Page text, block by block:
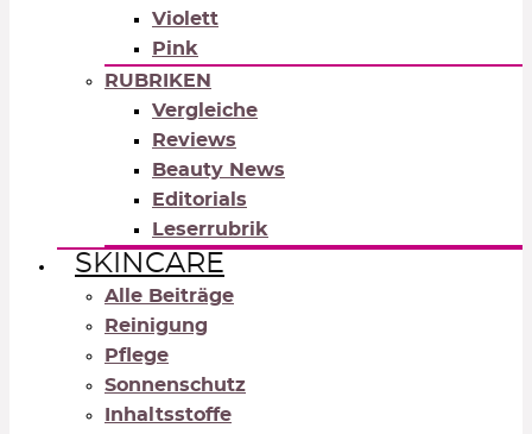
Violett
Pink
RUBRIKEN
Vergleiche
Reviews
Beauty News
Editorials
Leserrubrik
SKINCARE
Alle Beiträge
Reinigung
Pflege
Sonnenschutz
Inhaltsstoffe